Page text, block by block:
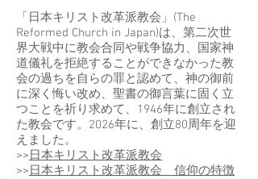
「日本キリスト改革派教会」(The
Reformed Church in Japan)は、第二次世
界大戦中に教会合同や戦争協力、国家神
道儀礼を拒絶することができなかった教
会の過ちを自らの罪と認めて、神の御前
に深く悔い改め、聖書の御言葉に固く立
つことを祈り求めて、1946年に創立され
た教会です。2026年に、創立80周年を迎
えました。
>> 日本キリスト改革派教会
>> 日本キリスト改革派教会 信仰の特徴